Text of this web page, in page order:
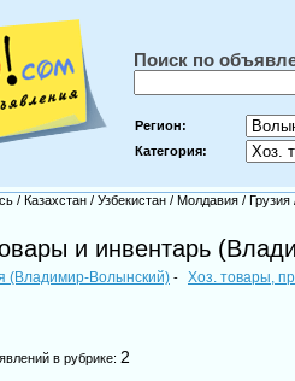
Поиск по
Регион:
Категория:
/ Казахстан / Узбекистан / Молдавия / Грузия
и инвентарь
(Владимир-Волынский) - Хоз. товары,
в рубрике: 2